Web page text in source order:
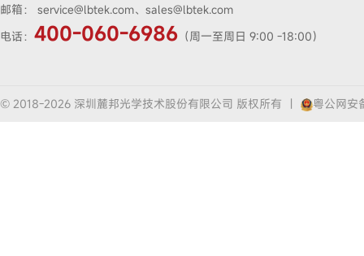
邮箱： service@lbtek.com、sales@lbtek.com
电话： 400-060-6986 （周一至周日 9:00 -18:00）
© 2018-2026 深圳麓邦光学技术股份有限公司 版权所有 粤公网安